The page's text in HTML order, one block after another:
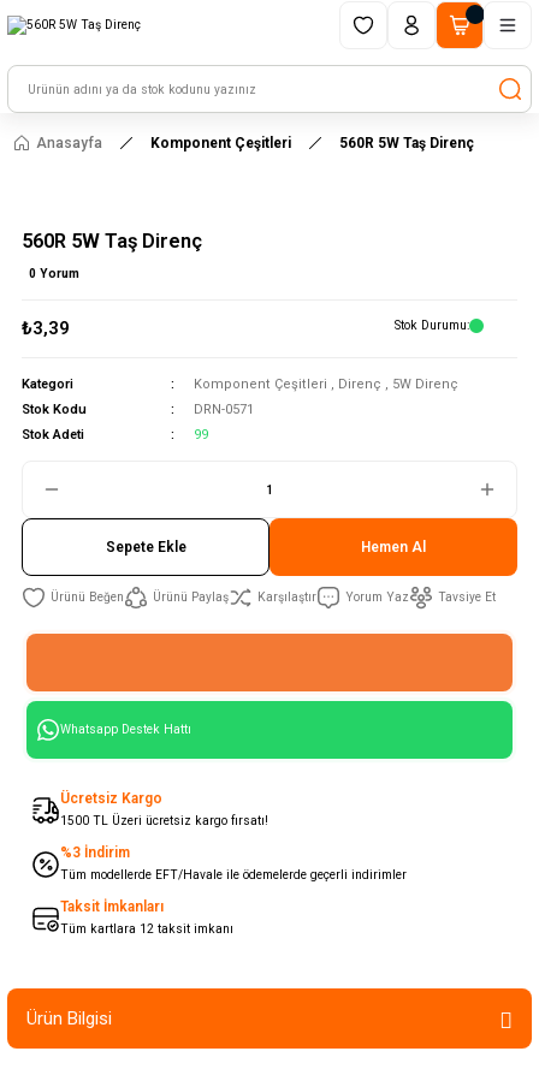
HAYAL ET - TASARLA - ÇALIŞTIR
Anasayfa Komponent Çeşitleri 560R 5W Taş Direnç
560R 5W Taş Direnç
0 Yorum
₺3,39 Stok Durumu
Kategori Komponent Çeşitleri , Direnç , 5W Direnç
Stok Kodu
DRN-0571
Stok Adeti
99
Sepete Ekle Hemen Al
Ürünü Paylaş Karşılaştır Yorum Yaz Tavsiye Et
Whatsapp Destek Hattı
Ücretsiz Kargo
1500 TL Üzeri ücretsiz kargo fırsatı!
%3 İndirim
Tüm modellerde EFT/Havale ile ödemelerde geçerli indirimler
Taksit İmkanları
Tüm kartlara 12 taksit imkanı
Ürün Bilgisi